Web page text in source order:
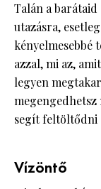
Talán a
utazásra,
kényelmesebbé
azzal, mi az,
legyen
megengedhetsz
segít feltöltődni
Vízöntő